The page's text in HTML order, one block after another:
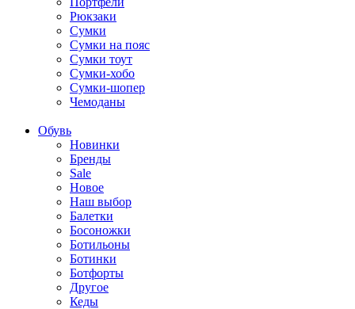
Рюкзаки
Сумки
Сумки на пояс
Сумки тоут
Сумки-хобо
Сумки-шопер
Чемоданы
Обувь
Новинки
Бренды
Sale
Новое
Наш выбор
Балетки
Босоножки
Ботильоны
Ботинки
Ботфорты
Другое
Кеды